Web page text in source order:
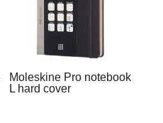
Moleskine Pro notebook
L hard cover